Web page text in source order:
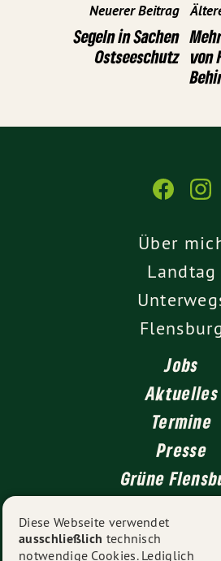
Neuerer Beitrag
Segeln in Sachen
Ostseeschutz von
Über
Landtag
Jobs
Aktuelles
Termine
Presse
Grüne
Impressum
Diese Webseite verwendet
ausschließlich technisch
notwendige Cookies. Lediglich